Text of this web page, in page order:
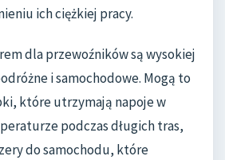
ich ciężkiej pracy.
dla przewoźników są wysokiej
i samochodowe. Mogą to
które utrzymają napoje w
podczas długich tras,
do samochodu, które